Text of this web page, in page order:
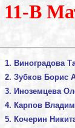
11-В
Виноградова
Зубков Борис
Иноземцева
Карпов
Кочерин